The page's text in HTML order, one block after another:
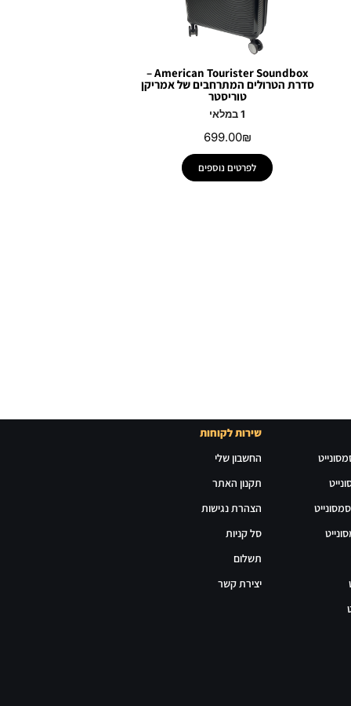
American Tourister Soundbox –
סדרת הטרולים המתרחבים של אמריקן
טוריסטר
1 במלאי
699.00₪
לפרטים נוספים
שירות לקוחות
החשבון שלי
תקנון האתר
הצהרת נגישות
סל קניות
תשלום
יצירת קשר